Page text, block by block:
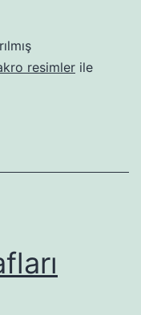
resimler ile